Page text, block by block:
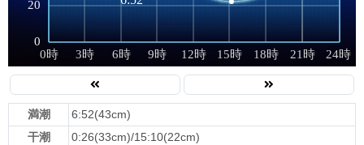
満潮
6:52(43cm)
干潮
0:26(33cm)/15:10(22cm)